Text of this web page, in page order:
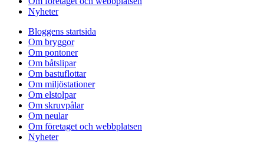
Nyheter
Bloggens startsida
Om bryggor
Om pontoner
Om båtslipar
Om bastuflottar
Om miljöstationer
Om elstolpar
Om skruvpålar
Om neular
Om företaget och webbplatsen
Nyheter